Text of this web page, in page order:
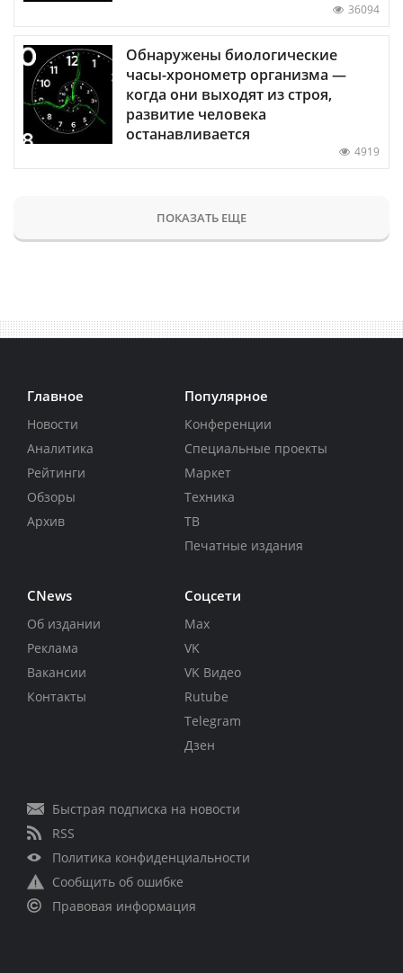
36094
Обнаружены биологические
часы-хронометр организма —
когда они выходят из строя,
развитие человека
останавливается
4919
ПОКАЗАТЬ ЕЩЕ
Главное
Новости
Аналитика
Рейтинги
Обзоры
Архив
Популярное
Конференции
Специальные проекты
Маркет
Техника
ТВ
Печатные издания
CNews
Об издании
Реклама
Вакансии
Контакты
Соцсети
Max
VK
VK Видео
Rutube
Telegram
Дзен
Быстрая подписка на новости
RSS
Политика конфиденциальности
Сообщить об ошибке
Правовая информация